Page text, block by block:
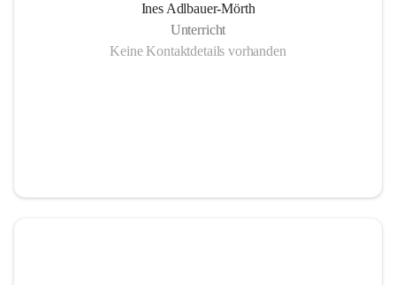
Ines Adlbauer-Mörth
Unterricht
Keine Kontaktdetails vorhanden